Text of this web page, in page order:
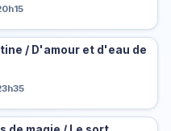
/ D'amour et d'eau de